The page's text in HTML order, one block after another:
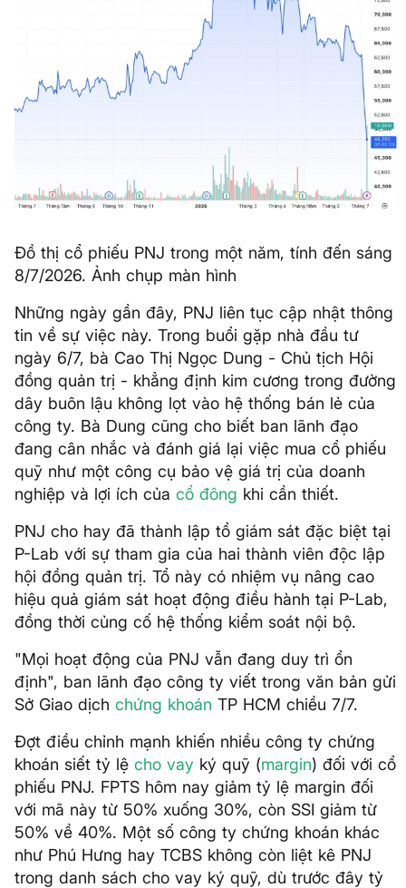
Đồ thị cổ phiếu PNJ trong một năm, tính đến sáng
8/7/2026. Ảnh chụp màn hình
Những ngày gần đây, PNJ liên tục cập nhật thông
tin về sự việc này. Trong buổi gặp nhà đầu tư
ngày 6/7, bà Cao Thị Ngọc Dung - Chủ tịch Hội
đồng quản trị - khẳng định kim cương trong đường
dây buôn lậu không lọt vào hệ thống bán lẻ của
công ty. Bà Dung cũng cho biết ban lãnh đạo
đang cân nhắc và đánh giá lại việc mua cổ phiếu
quỹ như một công cụ bảo vệ giá trị của doanh
nghiệp và lợi ích của cổ đông khi cần thiết.
PNJ cho hay đã thành lập tổ giám sát đặc biệt tại
P-Lab với sự tham gia của hai thành viên độc lập
hội đồng quản trị. Tổ này có nhiệm vụ nâng cao
hiệu quả giám sát hoạt động điều hành tại P-Lab,
đồng thời củng cố hệ thống kiểm soát nội bộ.
"Mọi hoạt động của PNJ vẫn đang duy trì ổn
định", ban lãnh đạo công ty viết trong văn bản gửi
Sở Giao dịch chứng khoán TP HCM chiều 7/7.
Đợt điều chỉnh mạnh khiến nhiều công ty chứng
khoán siết tỷ lệ cho vay ký quỹ (margin) đối với cổ
phiếu PNJ. FPTS hôm nay giảm tỷ lệ margin đối
với mã này từ 50% xuống 30%, còn SSI giảm từ
50% về 40%. Một số công ty chứng khoán khác
như Phú Hưng hay TCBS không còn liệt kê PNJ
trong danh sách cho vay ký quỹ, dù trước đây tỷ